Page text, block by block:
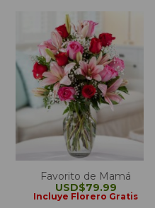
Favorito de Mamá
USD$79.99
Incluye Florero Gratis